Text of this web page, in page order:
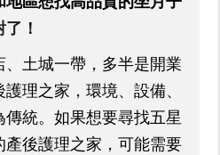
！
、土城一帶，多半是開業
理之家，環境、設備、
統。如果想要尋找五星
產後護理之家，可能需要